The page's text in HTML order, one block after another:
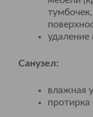
удаление
Санузел:
влажная
протирка